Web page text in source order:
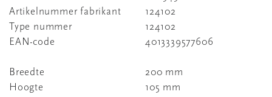
Artikelnummer fabrikant
124102
Type nummer
124102
EAN-code
4013339577606
Breedte
200 mm
Hoogte
105 mm